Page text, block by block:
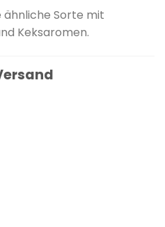
ähnliche Sorte mit
Keksaromen.